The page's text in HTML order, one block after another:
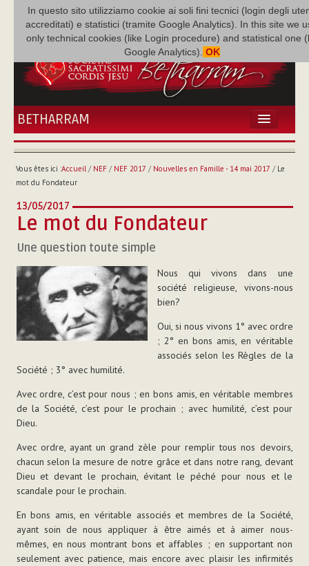
In questo sito utilizziamo cookie ai soli fini tecnici (login degli
accreditati) e statistici (tramite Google Analytics). In this site we
only technical cookies (like Login procedure) and statistical one
Google Analytics). OK
BETHARRAM
ACCUEIL
BÉTHARRAM
MISSION
MULTIMÉDIA
P. AUGUSTE ETCHÉCOPAR
Vous êtes ici :Accueil/ NEF/ NEF 2017 / Nouvelles en Famille - 14 mai 2017 / Le
mot du Fondateur
13/05/2017
Le mot du Fondateur
Une question toute simple
Nous qui vivons dans une
société religieuse, vivons-nous
bien?
Oui, si nous vivons 1° avec ordre
; 2° en bons amis, en véritable
associés selon les Règles de la
Société ; 3° avec humilité.
Avec ordre, c’est pour nous ; en bons amis, en véritable membres
de la Société, c’est pour le prochain ; avec humilité, c’est pour
Dieu.
Avec ordre, ayant un grand zèle pour remplir tous nos devoirs,
chacun selon la mesure de notre grâce et dans notre rang, devant
Dieu et devant le prochain, évitant le péché pour nous et le
scandale pour le prochain.
En bons amis, en véritable associés et membres de la Société,
ayant soin de nous appliquer à être aimés et à aimer nous-
mêmes, en nous montrant bons et affables ; en supportant non
seulement avec patience, mais encore avec plaisir les infirmités